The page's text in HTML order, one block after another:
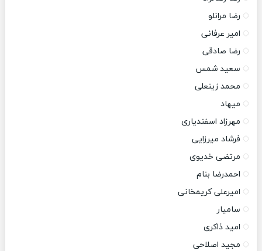
رضا مرانلو
امیر عرفانی
رضا صادقی
سعید شمس
محمد زینعلی
میهاد
مهرزاد اسفندیاری
فرشاد میرزایی
مرتضی خدیوی
احمدرضا بنام
امیرعلی کریمخانی
سامیار
امید ذاکری
مجید اصلاحی